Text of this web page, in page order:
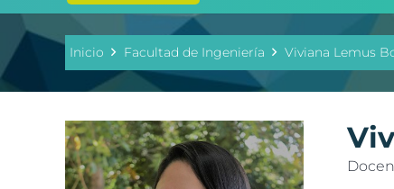
Inicio Facultad de Ingeniería Viviana Lemus